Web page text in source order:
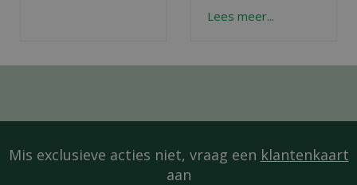
Lees meer...
Mis exclusieve acties niet, vraag een klantenkaart
aan